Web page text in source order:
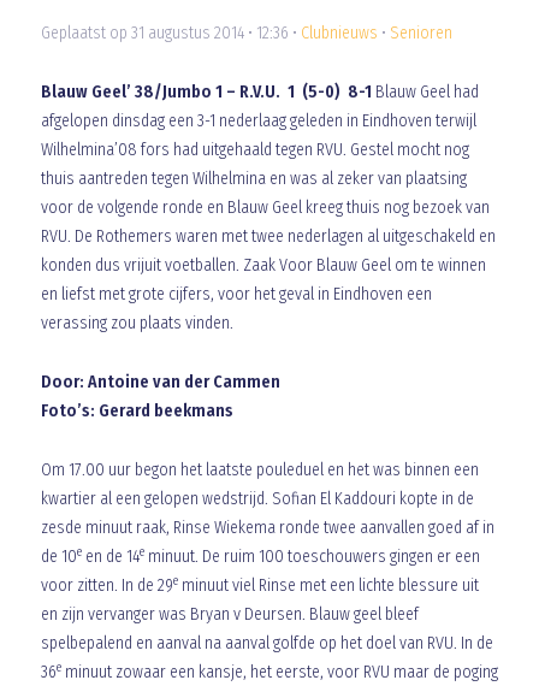
Geplaatst op 31 augustus 2014 • 12:36 • Clubnieuws • Senioren
Blauw Geel’ 38/Jumbo 1 – R.V.U. 1 (5-0) 8-1 Blauw Geel had
afgelopen dinsdag een 3-1 nederlaag geleden in Eindhoven terwijl
Wilhelmina’08 fors had uitgehaald tegen RVU. Gestel mocht nog
thuis aantreden tegen Wilhelmina en was al zeker van plaatsing
voor de volgende ronde en Blauw Geel kreeg thuis nog bezoek van
RVU. De Rothemers waren met twee nederlagen al uitgeschakeld en
konden dus vrijuit voetballen. Zaak Voor Blauw Geel om te winnen
en liefst met grote cijfers, voor het geval in Eindhoven een
verassing zou plaats vinden.
Door: Antoine van der Cammen
Foto’s: Gerard beekmans
Om 17.00 uur begon het laatste pouleduel en het was binnen een
kwartier al een gelopen wedstrijd. Sofian El Kaddouri kopte in de
zesde minuut raak, Rinse Wiekema ronde twee aanvallen goed af in
de 10een de 14eminuut. De ruim 100 toeschouwers gingen er een
voor zitten. In de 29eminuut viel Rinse met een lichte blessure uit
en zijn vervanger was Bryan v Deursen. Blauw geel bleef
spelbepalend en aanval na aanval golfde op het doel van RVU. In de
36eminuut zowaar een kansje, het eerste, voor RVU maar de poging